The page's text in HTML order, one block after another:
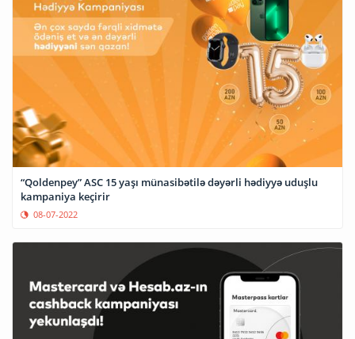
“Qoldenpey” ASC 15 yaşı münasibətilə dəyərli hədiyyə uduşlu
kampaniya keçirir
08-07-2022